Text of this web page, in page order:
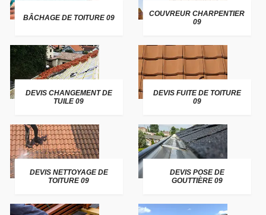
BÂCHAGE DE TOITURE 09
COUVREUR CHARPENTIER
09
DEVIS CHANGEMENT DE
TUILE 09
DEVIS FUITE DE TOITURE
09
DEVIS NETTOYAGE DE
TOITURE 09
DEVIS POSE DE
GOUTTIÈRE 09